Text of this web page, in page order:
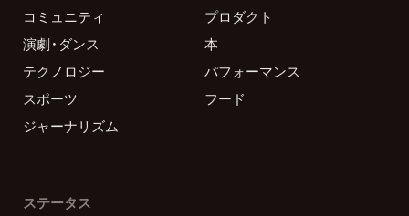
コミュニティ
プロダクト
演劇・ダンス
本
テクノロジー
パフォーマンス
スポーツ
フード
ジャーナリズム
ステータス